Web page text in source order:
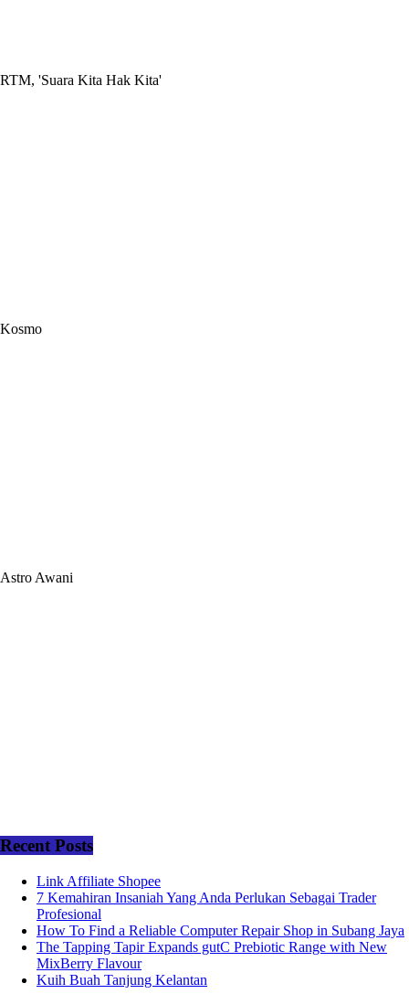
RTM, 'Suara Kita Hak Kita'
Kosmo
Astro Awani
Recent Posts
Link Affiliate Shopee
7 Kemahiran Insaniah Yang Anda Perlukan Sebagai Trader
Profesional
How To Find a Reliable Computer Repair Shop in Subang Jaya
The Tapping Tapir Expands gutC Prebiotic Range with New
MixBerry Flavour
Kuih Buah Tanjung Kelantan